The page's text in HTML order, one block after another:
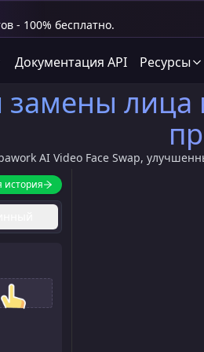
- 100% бесплатно.
Документация API Ресурсы
замены
AI Video Face Swap,
история